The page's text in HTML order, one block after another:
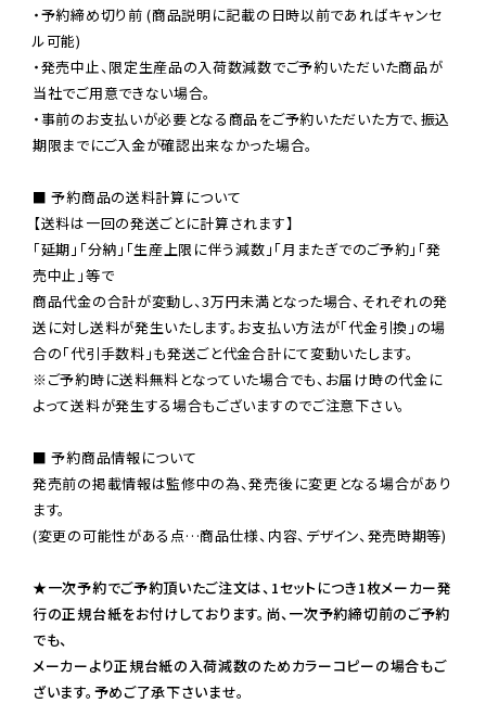
・予約締め切り前 (商品説明に記載の日時以前であればキャンセ
ル可能)
・発売中止、限定生産品の入荷数減数でご予約いただいた商品が
当社でご用意できない場合。
・事前のお支払いが必要となる商品をご予約いただいた方で、振込
期限までにご入金が確認出来なかった場合。
■ 予約商品の送料計算について
【送料は一回の発送ごとに計算されます】
「延期」「分納」「生産上限に伴う減数」「月またぎでのご予約」「発
売中止」等で
商品代金の合計が変動し、3万円未満となった場合、それぞれの発
送に対し送料が発生いたします。お支払い方法が「代金引換」の場
※ご予約時に送料無料となっていた場合でも、お届け時の代金に
よって送料が発生する場合もございますのでご注意下さい。
■ 予約商品情報について
発売前の掲載情報は監修中の為、発売後に変更となる場合があり
ます。
(変更の可能性がある点…商品仕様、内容、デザイン、発売時期等)
★一次予約でご予約頂いたご注文は、1セットにつき1枚メーカー発
行の正規台紙をお付けしております。尚、一次予約締切前のご予約
でも、
メーカーより正規台紙の入荷減数のためカラーコピーの場合もご
ざいます。予めご了承下さいませ。